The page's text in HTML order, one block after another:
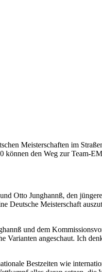
Meisterschaften im
den Weg zur Team-
Otto Junghannß, den
Deutsche Meisterschaft
und dem
angeschaut. Ich
Bestzeiten wie